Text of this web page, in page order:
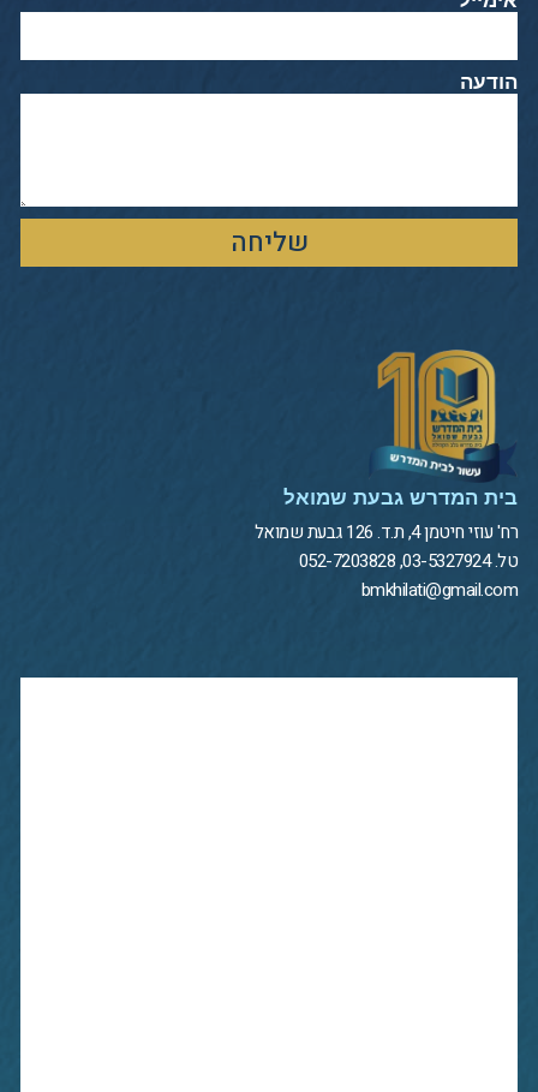
הודעה
שליחה
בית המדרש גבעת שמואל
רח' עוזי חיטמן 4, ת.ד. 126 גבעת שמואל
טל. 03-5327924, 052-7203828
bmkhilati@gmail.com